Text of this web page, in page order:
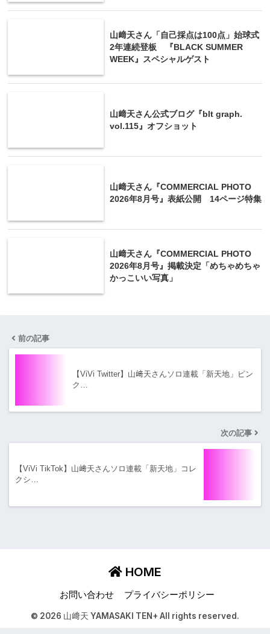
山﨑天さん「自己採点は100点」始球式
2年連続登板 『BLACK SUMMER
WEEK』スペシャルゲスト
山﨑天さん公式ブログ『blt graph.
vol.115』オフショット
山﨑天さん『COMMERCIAL PHOTO
2026年8月号』表紙公開 14ページ特集
山﨑天さん『COMMERCIAL PHOTO
2026年8月号』掲載決定「めちゃめちゃ
かっこいい写真」
前の記事
【ViVi Twitter】山﨑天さんソロ連載「新天地」ピン
ク…
次の記事
【ViVi TikTok】山﨑天さんソロ連載「新天地」コレ
クシ…
HOME
お問い合わせ プライバシーポリシー
© 2026 山﨑天 YAMASAKI TEN+ All rights reserved.